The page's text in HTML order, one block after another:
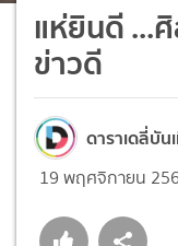
แห่ยินดี ...
ข่าวดี
ดาราเดลี่บัน
19 พฤศจิกายน